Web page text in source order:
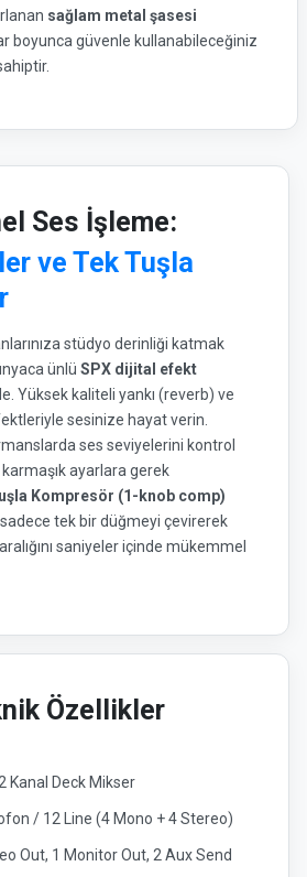
sağlam metal şasesi
boyunca güvenle kullanabileceğiniz
Ses İşleme:
ve Tek Tuşla
stüdyo derinliği katmak
ünlü SPX dijital efekt
Yüksek kaliteli yankı (reverb) ve
sesinize hayat verin.
ses seviyelerini kontrol
ayarlara gerek
Kompresör (1-knob comp)
tek bir düğmeyi çevirerek
saniyeler içinde mükemmel
Özellikler
Kanal Deck Mikser
/ 12 Line (4 Mono + 4 Stereo)
Out, 1 Monitor Out, 2 Aux Send